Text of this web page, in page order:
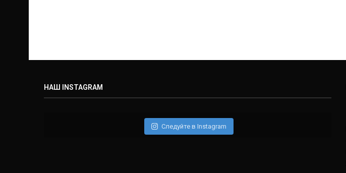
НАШ INSTAGRAM
Следуйте в Instagram